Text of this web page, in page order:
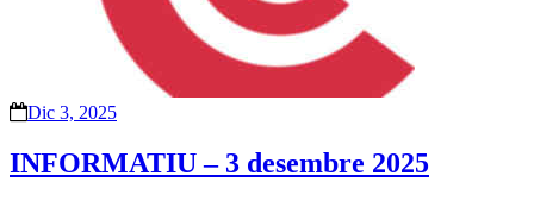
Dic 3, 2025
INFORMATIU – 3 desembre 2025